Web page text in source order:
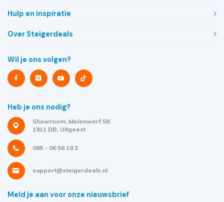
Hulp en inspiratie
Over Steigerdeals
Wil je ons volgen?
Heb je ons nodig?
Showroom: Molenwerf 58
1911 DB, Uitgeest
085 - 06 56 19 2
support@steigerdeals.nl
Meld je aan voor onze nieuwsbrief